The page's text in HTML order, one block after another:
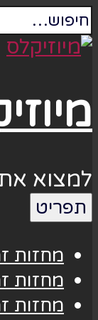
למצוא
תפריט
מחזות
מחזות
מחזות